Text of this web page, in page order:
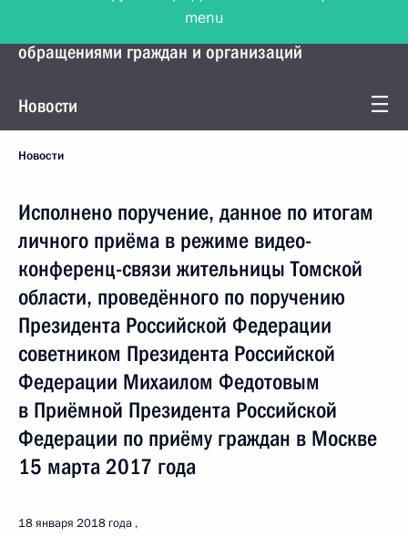
Управление Президента по работе с
обращениями граждан и организаций
Новости
Новости
Исполнено поручение, данное по итогам
личного приёма в режиме видео-
конференц-связи жительницы Томской
области, проведённого по поручению
Президента Российской Федерации
советником Президента Российской
Федерации Михаилом Федотовым
в Приёмной Президента Российской
Федерации по приёму граждан в Москве
15 марта 2017 года
18 января 2018 года
menu